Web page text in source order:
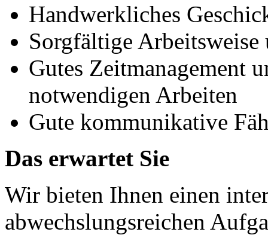
Handwerkliches
Sorgfältige Arbeitsweise
Gutes Zeitmanagement
notwendigen Arbeiten
Gute kommunikative
Das erwartet Sie
Wir bieten Ihnen einen
abwechslungsreichen